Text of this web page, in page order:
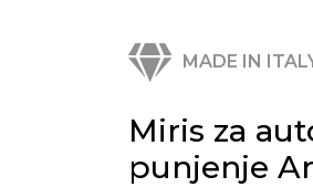
MADE IN
Miris za
punjenje